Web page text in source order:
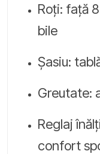
Roți: față
bile
Șasiu:
Greutate:
Reglaj
confort